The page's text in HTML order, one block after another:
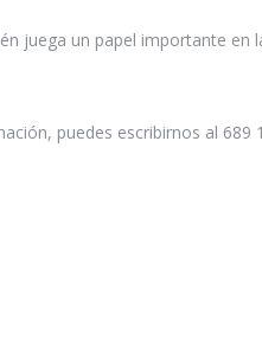
juega un papel importante
puedes escribirnos al